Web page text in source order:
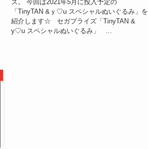
ズ。 今回は2021年5月に投入予定の
「TinyTAN &ｙ♡u スペシャルぬいぐるみ」を
紹介します☆ セガプライズ「TinyTAN &
y♡u スペシャルぬいぐるみ」 ...